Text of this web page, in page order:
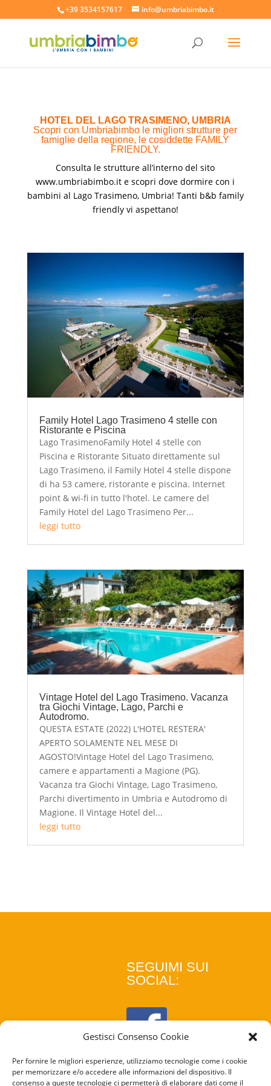
Gestisci Consenso Cookie
Per fornire le migliori esperienze, utilizziamo tecnologie come i cookie
per memorizzare e/o accedere alle informazioni del dispositivo. Il
consenso a queste tecnologie ci permetterà di elaborare dati come il
+39 3534157617 info@umbriabimbo.it
HOTEL DEL LAGO TRASIMENO, UMBRIA
Scopri con Umbriabimbo le migliori strutture per
famiglie della regione, le cosiddette FAMILY
FRIENDLY.
Consulta le strutture all’interno del sito
www.umbriabimbo.it e scopri dove dormire con i
bambini al Lago Trasimeno, Umbria! Tanti b&b family
friendly vi aspettano!
Family Hotel Lago Trasimeno 4 stelle con
Ristorante e Piscina
Lago TrasimenoFamily Hotel 4 stelle con
Piscina e Ristorante Situato direttamente sul
Lago Trasimeno, il Family Hotel 4 stelle dispone
di ha 53 camere, ristorante e piscina. Internet
point & wi-fi in tutto l'hotel. Le camere del
Family Hotel del Lago Trasimeno Per...
leggi tutto
Vintage Hotel del Lago Trasimeno. Vacanza
tra Giochi Vintage, Lago, Parchi e
Autodromo.
QUESTA ESTATE (2022) L'HOTEL RESTERA'
APERTO SOLAMENTE NEL MESE DI
AGOSTO!Vintage Hotel del Lago Trasimeno,
camere e appartamenti a Magione (PG).
Vacanza tra Giochi Vintage, Lago Trasimeno,
Parchi divertimento in Umbria e Autodromo di
Magione. Il Vintage Hotel del...
leggi tutto
SEGUIMI SUI
SOCIAL: